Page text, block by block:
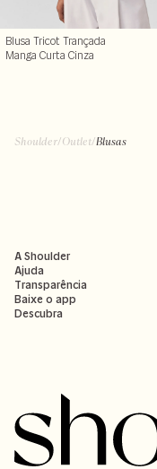
Blusa Tricot Trançada
Manga Curta Cinza
Shoulder/Outlet/Blusas
A Shoulder
Ajuda
Transparência
Baixe o app
Descubra